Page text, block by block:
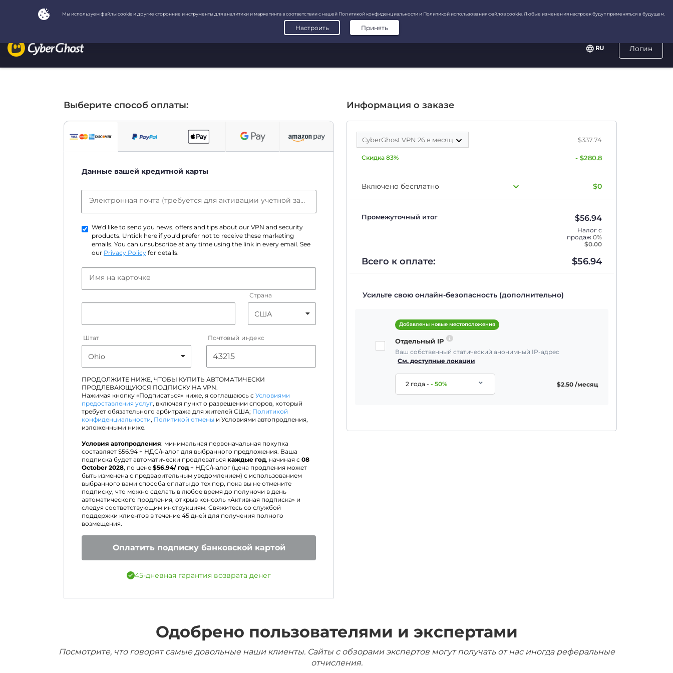
Логин
RU
Выберите способ оплаты:
Данные вашей кредитной карты
Электронная почта (требуется для активации учетной записи)
We'd like to send you news, offers and tips about our VPN and security
products. Untick here if you'd prefer not to receive these marketing
emails. You can unsubscribe at any time using the link in every email. See
our Privacy Policy for details.
Имя на карточке
Страна
Штат Почтовый индекс
ПРОДОЛЖИТЕ НИЖЕ, ЧТОБЫ КУПИТЬ АВТОМАТИЧЕСКИ
ПРОДЛЕВАЮЩУЮСЯ ПОДПИСКУ НА VPN.
Нажимая кнопку «Подписаться» ниже, я соглашаюсь с Условиями
предоставления услуг, включая пункт о разрешении споров, который
требует обязательного арбитража для жителей США; Политикой
конфиденциальности, Политикой отмены и Условиями автопродления,
изложенными ниже.
Условия автопродления: минимальная первоначальная покупка
составляет $56.94 + НДС/налог для выбранного предложения. Ваша
подписка будет автоматически продлеваться каждые год, начиная с 08
October 2028, по цене $56.94/ год+ НДС/налог (цена продления может
быть изменена с предварительным уведомлением) с использованием
выбранного вами способа оплаты до тех пор, пока вы не отмените
подписку, что можно сделать в любое время до полуночи в день
автоматического продления, открыв консоль «Активная подписка» и
следуя соответствующим инструкциям. Свяжитесь со службой
поддержки клиентов в течение 45 дней для получения полного
возмещения.
Оплатить подписку банковской картой
45-дневная гарантия возврата денег
Информация о заказе
CyberGhost VPN 26 в месяц $337.74
Скидка 83% - $280.8
Включено бесплатно $0
Промежуточный итог $56.94
Налог с
продаж 0%
$0.00
Всего к оплате: $56.94
Усильте свою онлайн-безопасность (дополнительно)
Добавлены новые местоположения
Отдельный IP
Ваш собственный статический анонимный IP-адрес
См. доступные локации
2 года--50% $2.50 /месяц
Одобрено пользователями и экспертами
Посмотрите, что говорят самые довольные наши клиенты. Сайты с обзорами экспертов могут получать от нас иногда реферальные
отчисления.